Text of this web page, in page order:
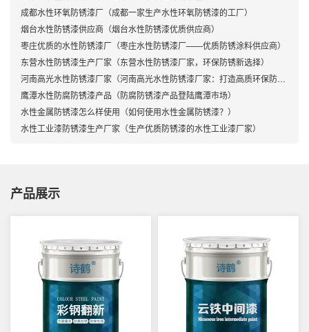
成都水性环氧防锈漆厂（成都一家生产水性环氧防锈漆的工厂）
烟台水性防锈漆供应商（烟台水性防锈漆优质供应商）
枣庄优质的水性防锈漆厂（枣庄水性防锈漆厂——优质防锈涂料供应商）
东营水性防锈漆生产厂家（东营水性防锈漆厂家，环保防锈新选择）
河南高光水性防锈漆厂家（河南高光水性防锈漆厂家：打造高质环保防护涂料）
鹰潭水性防腐防锈漆产品（防腐防锈漆产品登陆鹰潭市场）
水性金属防锈漆怎么样使用（如何使用水性金属防锈漆？）
水性工业漆防锈漆生产厂家（生产优质防锈漆的水性工业漆厂家）
产品展示